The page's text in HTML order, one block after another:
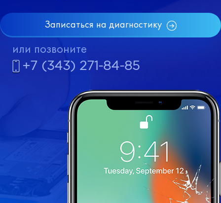
Записаться на диагностику
или позвоните
+7 (343) 271-84-85